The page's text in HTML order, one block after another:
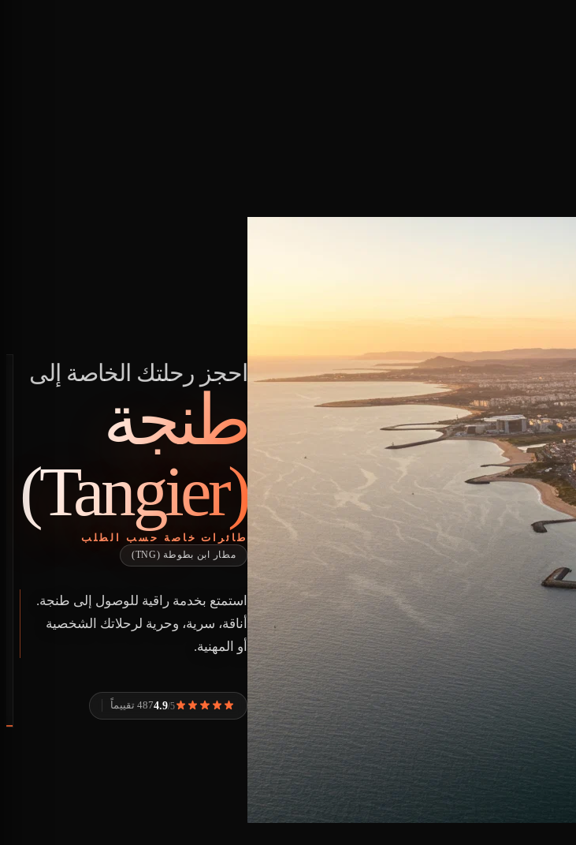
احجز رحلتك الخاصة إلى
طنجة
(Tangier)
طائرات خاصة حسب الطلب
مطار ابن بطوطة (TNG)
استمتع بخدمة راقية للوصول إلى طنجة.
أناقة، سرية، وحرية لرحلاتك الشخصية
أو المهنية.
4.9/5 487 تقييماً